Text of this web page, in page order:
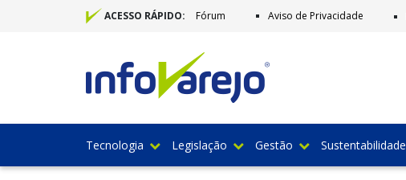
ACESSO RÁPIDO: Fórum Aviso de Privacidade
Tecnologia Legislação Gestão Sustentabilidade